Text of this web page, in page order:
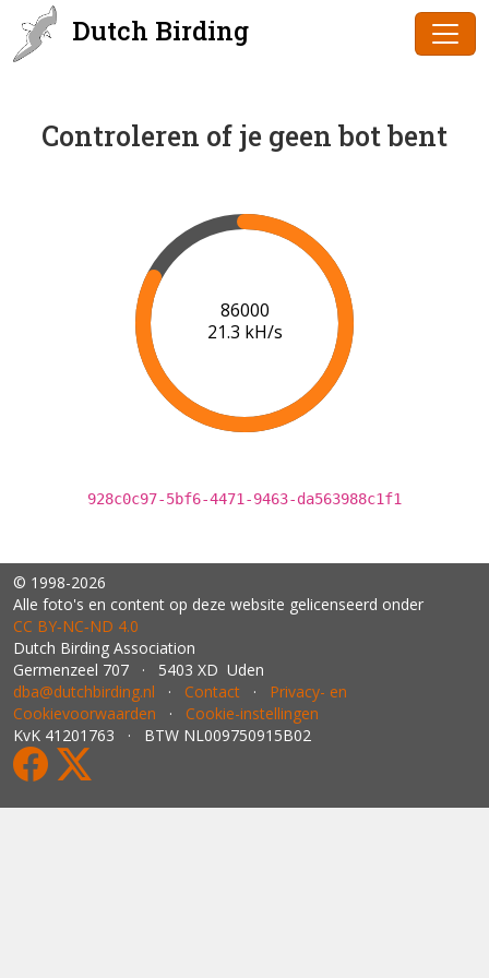
Dutch Birding
Controleren of je geen bot bent
86000
21.3 kH/s
928c0c97-5bf6-4471-9463-da563988c1f1
© 1998-2026
Alle foto's en content op deze website gelicenseerd onder
CC BY‑NC‑ND 4.0
Dutch Birding Association
Germenzeel 707 · 5403 XD Uden
dba@dutchbirding.nl · Contact · Privacy- en
Cookievoorwaarden · Cookie-instellingen
KvK 41201763 · BTW NL009750915B02